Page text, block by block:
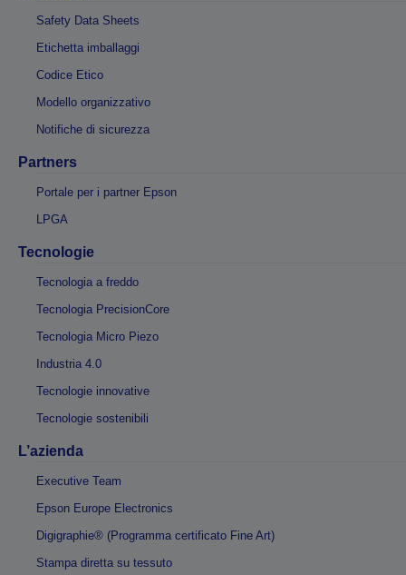
Safety Data Sheets
Etichetta imballaggi
Codice Etico
Modello organizzativo
Notifiche di sicurezza
Partners
Portale per i partner Epson
LPGA
Tecnologie
Tecnologia a freddo
Tecnologia PrecisionCore
Tecnologia Micro Piezo
Industria 4.0
Tecnologie innovative
Tecnologie sostenibili
L’azienda
Executive Team
Epson Europe Electronics
Digigraphie® (Programma certificato Fine Art)
Stampa diretta su tessuto